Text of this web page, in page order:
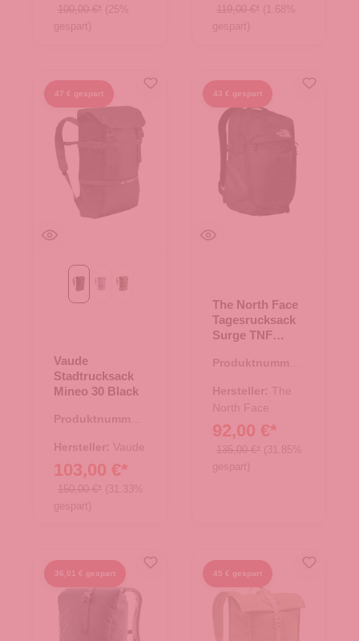
100,00 €* (25%
gespart)
119,00 €* (1.68%
gespart)
47 € gespart
Blackheronkhaki
Vaude
Stadtrucksack
Mineo 30 Black
Produktnummer:
Hersteller: Vaude
103,00 €*
150,00 €* (31.33%
gespart)
43 € gespart
The North Face
Tagesrucksack
Surge TNF
Produktnummer:
Hersteller: The
North Face
92,00 €*
135,00 €* (31.85%
gespart)
36,01 € gespart 45 € gespart